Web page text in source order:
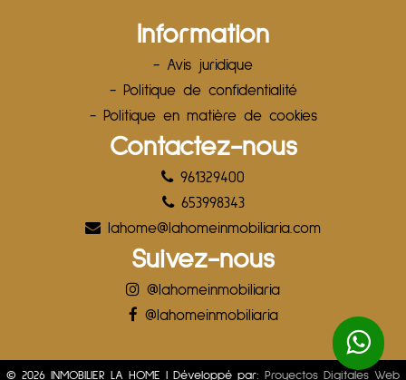
Information
- Avis juridique
- Politique de confidentialité
- Politique en matière de cookies
Contactez-nous
961329400
653998343
lahome@lahomeinmobiliaria.com
Suivez-nous
@lahomeinmobiliaria
@lahomeinmobiliaria
© 2026 INMOBILIER LA HOME | Développé par: Proyectos Digitales Web